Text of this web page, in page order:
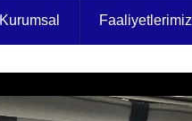
Kurumsal Faaliyetlerimiz